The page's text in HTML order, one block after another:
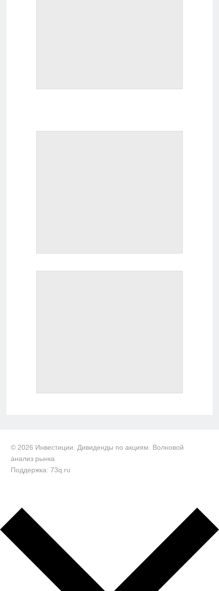
© 2026 Инвестиции. Дивиденды по акциям. Волновой
анализ рынка
Поддержка: 73q.ru